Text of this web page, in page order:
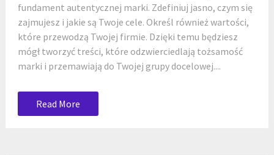
fundament autentycznej marki. Zdefiniuj jasno, czym się
zajmujesz i jakie są Twoje cele. Określ również wartości,
które przewodzą Twojej firmie. Dzięki temu będziesz
mógł tworzyć treści, które odzwierciedlają tożsamość
marki i przemawiają do Twojej grupy docelowej....
Read More